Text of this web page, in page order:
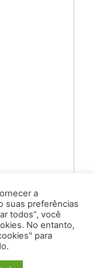
- Zacarias,
3329 8000
a
suas preferências
todos”, você
No entanto,
para